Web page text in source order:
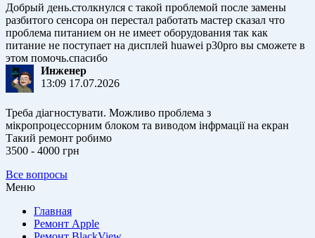
Добрый день.столкнулся с такой проблемой после замены
разбитого сенсора он перестал работать мастер сказал что
проблема питанием он не имеет оборудования так как
питание не поступает на дисплей huawei p30pro вы сможете в
этом помочь.спасибо
Инженер
13:09 17.07.2026
Треба діагностувати. Можливо проблема з
мікропроцессорним блоком та виводом інфрмації на екран
Такий ремонт робимо
3500 - 4000 грн
Все вопросы
Меню
Главная
Ремонт Apple